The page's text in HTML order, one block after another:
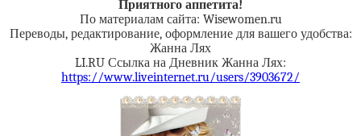
Приятного аппетита!
По материалам сайта: Wisewomen.ru
Переводы, редактирование, оформление для вашего удобства:
Жанна Лях
LI.RU Ссылка на Дневник Жанна Лях:
https://www.liveinternet.ru/users/3903672/